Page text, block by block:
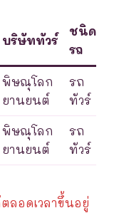
บริษัททัวร์
ชนิด
รถ
พิษณุโลก
ยานยนต์
รถ
ทัวร์
พิษณุโลก
ยานยนต์
รถ
ทัวร์
ลอดเวลาขึ้นอยู่